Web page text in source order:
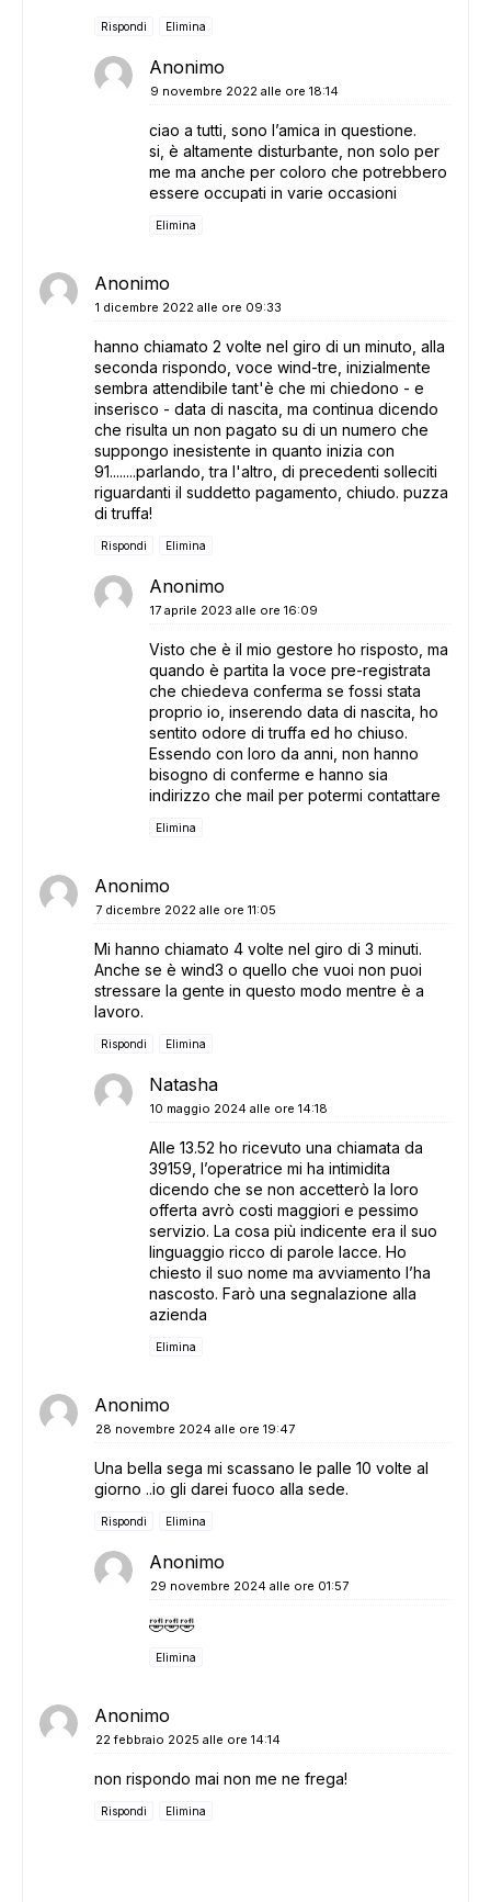
Rispondi Elimina
Anonimo
9 novembre 2022 alle ore 18:14
ciao a tutti, sono l’amica in questione.
si, è altamente disturbante, non solo per
me ma anche per coloro che potrebbero
essere occupati in varie occasioni
Elimina
Anonimo
1 dicembre 2022 alle ore 09:33
hanno chiamato 2 volte nel giro di un minuto, alla
seconda rispondo, voce wind-tre, inizialmente
sembra attendibile tant'è che mi chiedono - e
inserisco - data di nascita, ma continua dicendo
che risulta un non pagato su di un numero che
suppongo inesistente in quanto inizia con
91........parlando, tra l'altro, di precedenti solleciti
riguardanti il suddetto pagamento, chiudo. puzza
di truffa!
Rispondi Elimina
Anonimo
17 aprile 2023 alle ore 16:09
Visto che è il mio gestore ho risposto, ma
quando è partita la voce pre-registrata
che chiedeva conferma se fossi stata
proprio io, inserendo data di nascita, ho
sentito odore di truffa ed ho chiuso.
Essendo con loro da anni, non hanno
bisogno di conferme e hanno sia
indirizzo che mail per potermi contattare
Elimina
Anonimo
7 dicembre 2022 alle ore 11:05
Mi hanno chiamato 4 volte nel giro di 3 minuti.
Anche se è wind3 o quello che vuoi non puoi
stressare la gente in questo modo mentre è a
lavoro.
Rispondi Elimina
Natasha
10 maggio 2024 alle ore 14:18
Alle 13.52 ho ricevuto una chiamata da
39159, l’operatrice mi ha intimidita
dicendo che se non accetterò la loro
offerta avrò costi maggiori e pessimo
servizio. La cosa più indicente era il suo
linguaggio ricco di parole lacce. Ho
chiesto il suo nome ma avviamento l’ha
nascosto. Farò una segnalazione alla
azienda
Elimina
Anonimo
28 novembre 2024 alle ore 19:47
Una bella sega mi scassano le palle 10 volte al
giorno ..io gli darei fuoco alla sede.
Rispondi Elimina
Anonimo
29 novembre 2024 alle ore 01:57
🤣🤣🤣
Elimina
Anonimo
22 febbraio 2025 alle ore 14:14
non rispondo mai non me ne frega!
Rispondi Elimina